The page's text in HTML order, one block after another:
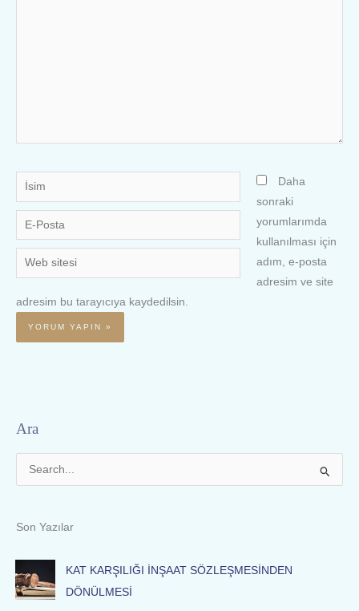
İsim
E-
Posta
Web
sitesi
Daha
sonraki
yorumlarımda
kullanılması için
adım, e-posta
adresim ve site
adresim bu tarayıcıya kaydedilsin.
Ara
c
h
f
Son Yazılar
KAT KARŞILIĞI İNŞAAT SÖZLEŞMESİNDEN
DÖNÜLMESİ